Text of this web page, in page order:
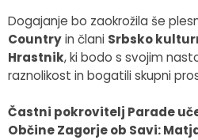
Dogajanje bo zaokrožila še
Countryin člani Srbsko
Hrastnik, ki bodo s svojim
raznolikost in bogatili skupni
Častni pokrovitelj Parade
Občine Zagorje ob Savi: